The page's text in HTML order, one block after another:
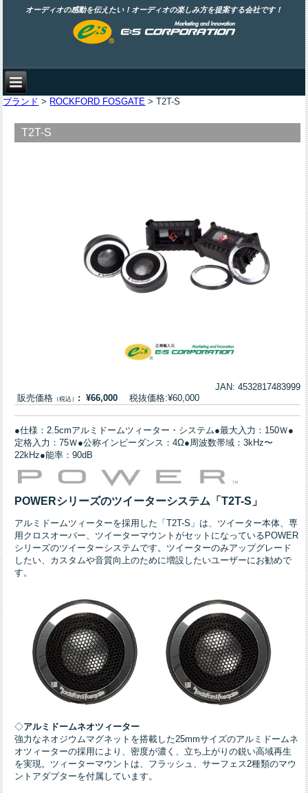
オーディオの感動を伝えたい！オーディオの楽しみ方を提案する会社です！
ブランド > ROCKFORD FOSGATE > T2T-S
T2T-S
JAN: 4532817483999
販売価格 （税込） : ¥66,000 税抜価格:¥60,000
●仕様：2.5cmアルミドームツィーター・システム●最大入力：150Ｗ●
定格入力：75Ｗ●公称インピーダンス：4Ω●周波数帯域：3kHz〜
22kHz●能率：90dB
POWERシリーズのツイーターシステム「T2T-S」
アルミドームツィーターを採用した「T2T-S」は、ツイーター本体、専
用クロスオーバー、ツイーターマウントがセットになっているPOWER
シリーズのツイーターシステムです。ツイーターのみアップグレード
したい、カスタムや音質向上のために増設したいユーザーにお勧めで
す。
◇アルミドームネオツィーター
強力なネオジウムマグネットを搭載した25mmサイズのアルミドームネ
オツィーターの採用により、密度が濃く、立ち上がりの鋭い高域再生
を実現。ツィーターマウントは、フラッシュ、サーフェス2種類のマウ
ントアダプターを付属しています。